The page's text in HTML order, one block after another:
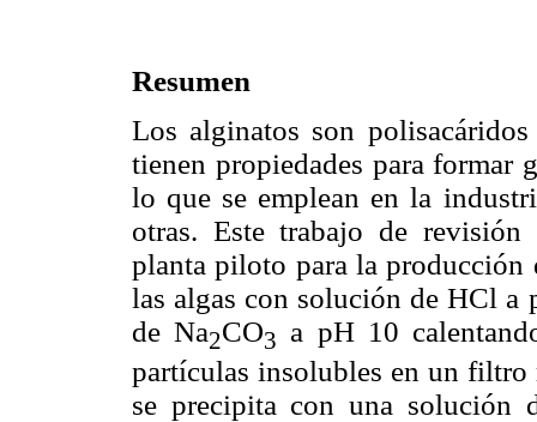
Resumen
Los alginatos son
tienen propiedades para formar
lo que se emplean en la
otras. Este trabajo de
planta piloto para la producción
las algas con solución de HCl a
de Na2CO3 a pH 10
partículas insolubles en un
se precipita con una solución